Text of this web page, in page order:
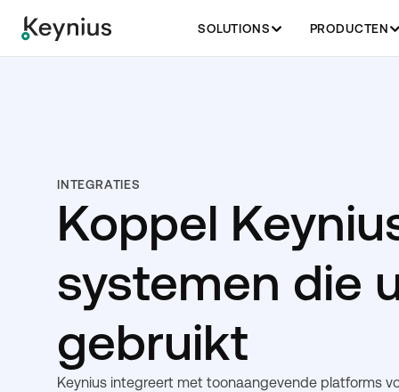
SOLUTIONS PRODUCTEN
INTEGRATIES
Koppel
systemen die
gebruikt
Keynius integreert met toonaangevende platforms